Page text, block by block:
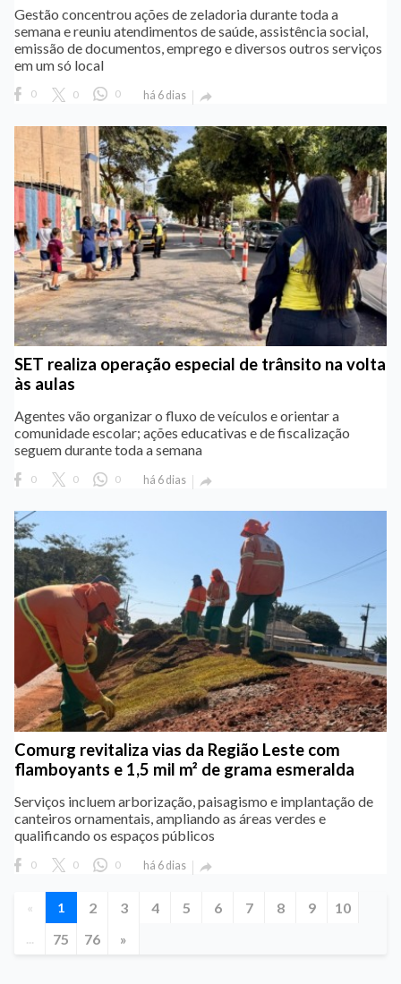
Gestão concentrou ações de zeladoria durante toda a
semana e reuniu atendimentos de saúde, assistência social,
emissão de documentos, emprego e diversos outros serviços
em um só local
0 0 0 há 6 dias 
SET realiza operação especial de trânsito na volta
às aulas
Agentes vão organizar o fluxo de veículos e orientar a
comunidade escolar; ações educativas e de fiscalização
seguem durante toda a semana
0 0 0 há 6 dias 
Comurg revitaliza vias da Região Leste com
flamboyants e 1,5 mil m² de grama esmeralda
Serviços incluem arborização, paisagismo e implantação de
canteiros ornamentais, ampliando as áreas verdes e
qualificando os espaços públicos
0 0 0 há 6 dias 
« 1 2 3 4 5 6 7 8 9 10
... 75 76 »